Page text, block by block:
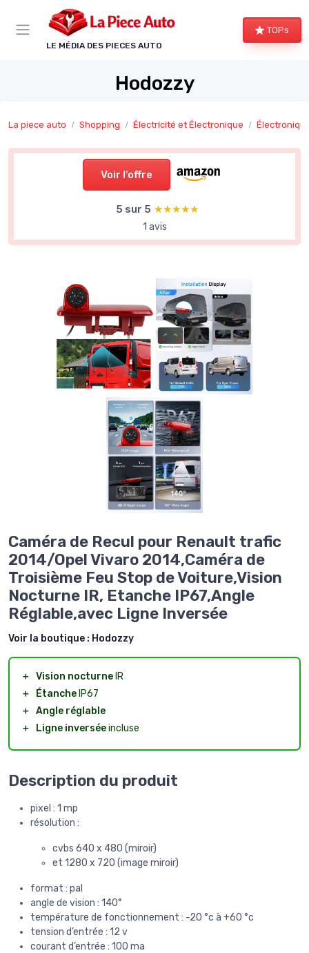
LE MÉDIA DES PIECES AUTO
TOPs
Hodozzy
La piece auto Shopping Électricité et Électronique
Voir l'offre
5 sur 5 ★★★★★
★★★★★
1 avis
Caméra de Recul pour Renault trafic
2014/Opel Vivaro 2014,Caméra de
Troisième Feu Stop de Voiture,Vision
Nocturne IR, Etanche IP67,Angle
Réglable,avec Ligne Inversée
Voir la boutique : Hodozzy
＋ Vision nocturne IR
＋
Étanche IP67
＋ Angle réglable
＋
Ligne inverséeincluse
Description du produit
pixel : 1 mp
résolution :
cvbs 640 x 480 (miroir)
et 1280 x 720 (image miroir)
format : pal
angle de vision : 140°
température de fonctionnement : -20 °c à +60 °c
tension d’entrée : 12 v
courant d’entrée : 100 ma
Panneau de gestion des cookies